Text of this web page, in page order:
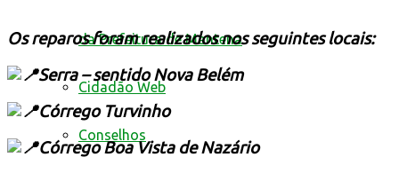
da Prefeitura de Mantena
Cidadão Web
Conselhos
Os reparos foram realizados nos seguintes locais:
Serra – sentido Nova Belém
Córrego Turvinho
Córrego Boa Vista de Nazário